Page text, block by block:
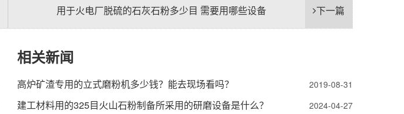
下一篇
用于火电厂脱硫的石灰石粉多少目 需要用哪些设备
相关新闻
2019-08-31
高炉矿渣专用的立式磨粉机多少钱？能去现场看吗？
2024-04-27
建工材料用的325目火山石粉制备所采用的研磨设备是什么？